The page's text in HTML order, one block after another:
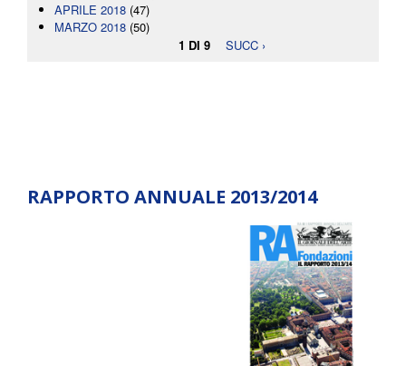
APRILE 2018 (47)
MARZO 2018 (50)
1 DI 9
SUCC ›
RAPPORTO ANNUALE 2013/2014